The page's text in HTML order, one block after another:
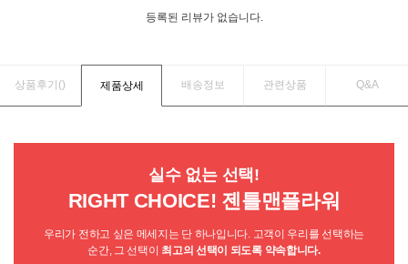
등록된 리뷰가 없습니다.
상품후기() 제품상세 배송정보 관련상품 Q&A
실수 없는 선택!
RIGHT CHOICE! 젠틀맨플라워
우리가 전하고 싶은 메세지는 단 하나입니다. 고객이 우리를 선택하는
순간, 그 선택이 최고의 선택이 되도록 약속합니다.